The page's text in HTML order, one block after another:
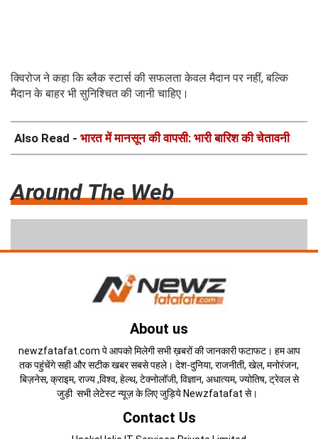
क्विरोज ने कहा कि ब्लैक स्टार्स की सफलता केवल मैदान पर नहीं, बल्कि
मैदान के बाहर भी सुनिश्चित की जानी चाहिए।
Also Read - भारत में मानसून की वापसी: भारी बारिश की चेतावनी
Around The Web
About us
newzfatafat.com पे आपको मिलेगी सभी ख़बरों की जानकारी फटाफट। हम आप
तक पहुंचेंगे सही और सटीक खबर सबसे पहले। देश-दुनिया, राजनीती, खेल, मनोरंजन,
बिज़नेस, क्राइम, राज्य ,विश्व, हेल्थ, टेक्नोलॉजी, विज्ञान, अधात्यम, ज्योतिष, ट्रेवल से
जुड़ी सभी लेटेस्ट न्यूज़ के लिए जुड़िये Newzfatafat से।
Contact Us